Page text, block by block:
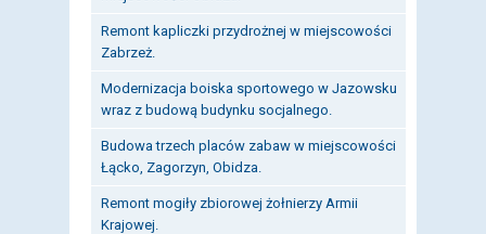
Remont kapliczki przydrożnej w miejscowości
Zabrzeż.
Modernizacja boiska sportowego w Jazowsku
wraz z budową budynku socjalnego.
Budowa trzech placów zabaw w miejscowości
Łącko, Zagorzyn, Obidza.
Remont mogiły zbiorowej żołnierzy Armii
Krajowej.